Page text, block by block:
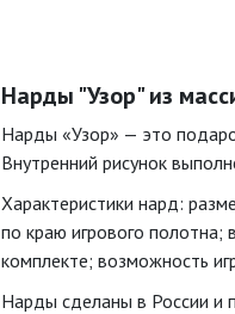
Нарды "Узор" из
Нарды «Узор» — это
Внутренний рисунок
Характеристики нард:
по краю игрового полотна;
комплекте; возможность
Нарды сделаны в России и